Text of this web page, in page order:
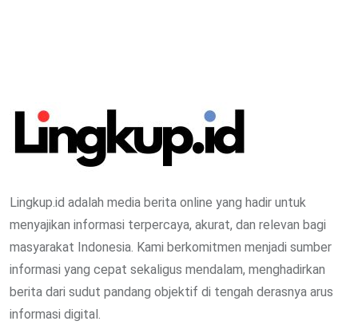
Lingkup.id adalah media berita online yang hadir untuk
menyajikan informasi terpercaya, akurat, dan relevan bagi
masyarakat Indonesia. Kami berkomitmen menjadi sumber
informasi yang cepat sekaligus mendalam, menghadirkan
berita dari sudut pandang objektif di tengah derasnya arus
informasi digital.